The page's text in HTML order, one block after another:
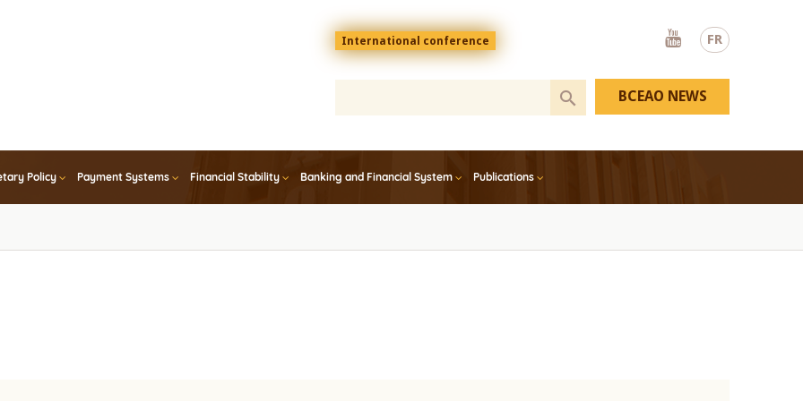
FR
Menu
top
En
International conference
Youtube
Policy Payment Systems Financial Stability Banking and Financial System Publications
BCEAO NEWS